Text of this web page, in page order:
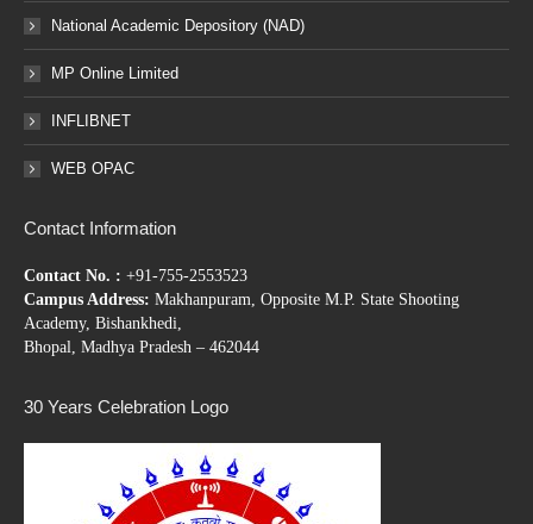
National Academic Depository (NAD)
MP Online Limited
INFLIBNET
WEB OPAC
Contact Information
Contact No. : +91-755-2553523
Campus Address: Makhanpuram, Opposite M.P. State Shooting
Academy, Bishankhedi,
Bhopal, Madhya Pradesh – 462044
30 Years Celebration Logo